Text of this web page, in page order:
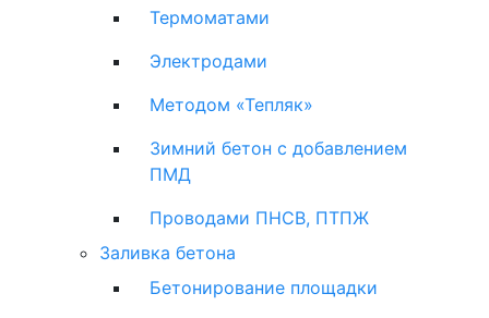
Термоматами
Электродами
Методом «Тепляк»
Зимний бетон с добавлением
ПМД
Проводами ПНСВ, ПТПЖ
Заливка бетона
Бетонирование площадки